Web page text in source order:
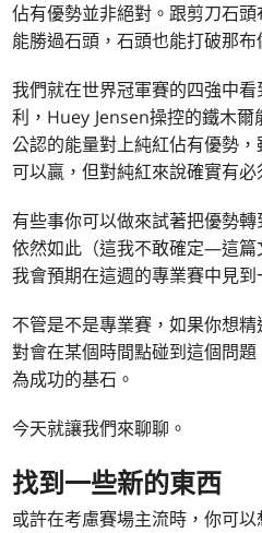
佔有優勢並非絕對。跟剪刀石
能勝過石頭，石頭也能打破那布
我們就在世界冠軍賽的四強中
利，Huey Jensen操控的鐵木
公認的能量對上純紅佔有優勢
可以贏，但對純紅來說確實有必
有些事你可以做來試著把優勢
依然如此（這我不敢確定—這篇
我會預期在這週的專業賽中見到
不管是不是專業賽，如果你想
對會在某個時間點碰到這個問
為成功的基石。
今天就讓我們來聊聊。
找到一些新的東西
或許在考慮賽場主流時，你可